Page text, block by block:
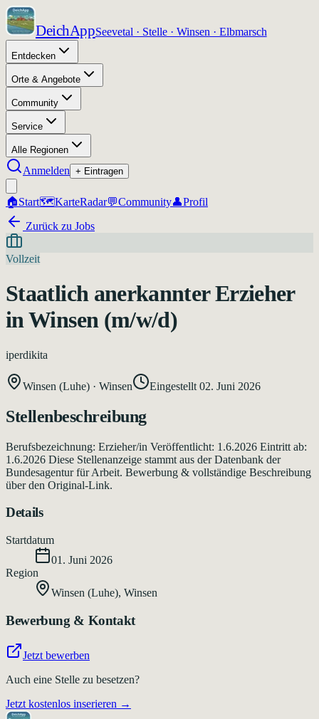
DeichAppSeevetal · Stelle · Winsen · Elbmarsch
Entdecken
Orte & Angebote
Community
Service
Alle Regionen
Anmelden + Eintragen
🏠Start🗺️KarteRadar💬Community👤Profil
Zurück zu Jobs
Vollzeit
Staatlich anerkannter Erzieher
in Winsen (m/w/d)
iperdikita
Winsen (Luhe) · Winsen Eingestellt 02. Juni 2026
Stellenbeschreibung
Berufsbezeichnung: Erzieher/in Veröffentlicht: 1.6.2026 Eintritt ab:
1.6.2026 Diese Stellenanzeige stammt aus der Datenbank der
Bundesagentur für Arbeit. Bewerbung & vollständige Beschreibung
über den Original-Link.
Details
Startdatum
01. Juni 2026
Region
Winsen (Luhe), Winsen
Bewerbung & Kontakt
Jetzt bewerben
Auch eine Stelle zu besetzen?
Jetzt kostenlos inserieren →